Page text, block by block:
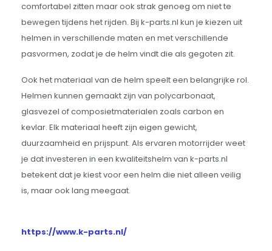
comfortabel zitten maar ook strak genoeg om niet te
bewegen tijdens het rijden. Bij k-parts.nl kun je kiezen uit
helmen in verschillende maten en met verschillende
pasvormen, zodat je de helm vindt die als gegoten zit.
Ook het materiaal van de helm speelt een belangrijke rol.
Helmen kunnen gemaakt zijn van polycarbonaat,
glasvezel of composietmaterialen zoals carbon en
kevlar. Elk materiaal heeft zijn eigen gewicht,
duurzaamheid en prijspunt. Als ervaren motorrijder weet
je dat investeren in een kwaliteitshelm van k-parts.nl
betekent dat je kiest voor een helm die niet alleen veilig
is, maar ook lang meegaat.
https://www.k-parts.nl/